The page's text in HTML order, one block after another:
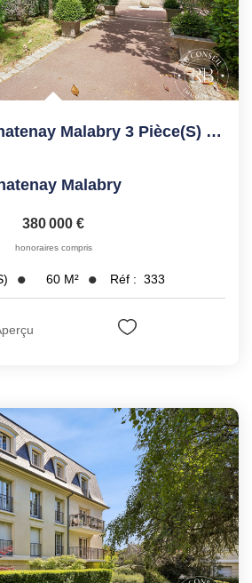
Appartement Chatenay Malabry 3 Pièce(s) 60.49 M2
Malabry
380 000 €
honoraires compris
60 M² Réf : 333